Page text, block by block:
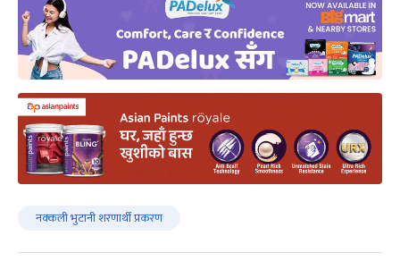
नक्कली भुटानी शरणार्थी प्रकरण